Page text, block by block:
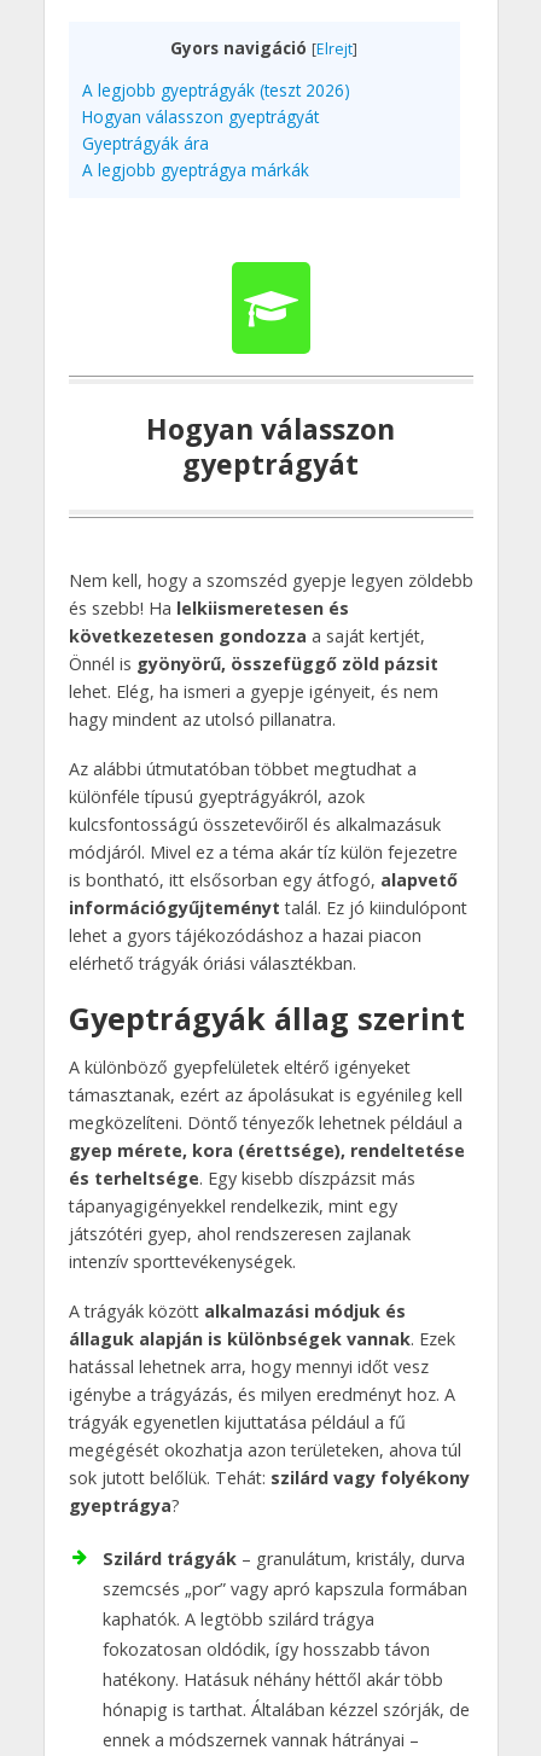
Gyors navigáció [Elrejt]
A legjobb gyeptrágyák (teszt 2026)
Hogyan válasszon gyeptrágyát
Gyeptrágyák ára
A legjobb gyeptrágya márkák
Hogyan válasszon
gyeptrágyát
Nem kell, hogy a szomszéd gyepje legyen zöldebb
és szebb! Ha lelkiismeretesen és
következetesen gondozza a saját kertjét,
Önnél is gyönyörű, összefüggő zöld pázsit
lehet. Elég, ha ismeri a gyepje igényeit, és nem
hagy mindent az utolsó pillanatra.
Az alábbi útmutatóban többet megtudhat a
különféle típusú gyeptrágyákról, azok
kulcsfontosságú összetevőiről és alkalmazásuk
módjáról. Mivel ez a téma akár tíz külön fejezetre
is bontható, itt elsősorban egy átfogó, alapvető
információgyűjteményt talál. Ez jó kiindulópont
lehet a gyors tájékozódáshoz a hazai piacon
elérhető trágyák óriási választékban.
Gyeptrágyák állag szerint
A különböző gyepfelületek eltérő igényeket
támasztanak, ezért az ápolásukat is egyénileg kell
megközelíteni. Döntő tényezők lehetnek például a
gyep mérete, kora (érettsége), rendeltetése
és terheltsége. Egy kisebb díszpázsit más
tápanyagigényekkel rendelkezik, mint egy
játszótéri gyep, ahol rendszeresen zajlanak
intenzív sporttevékenységek.
A trágyák között alkalmazási módjuk és
állaguk alapján is különbségek vannak. Ezek
hatással lehetnek arra, hogy mennyi időt vesz
igénybe a trágyázás, és milyen eredményt hoz. A
trágyák egyenetlen kijuttatása például a fű
megégését okozhatja azon területeken, ahova túl
sok jutott belőlük. Tehát: szilárd vagy folyékony
gyeptrágya?
Szilárd trágyák – granulátum, kristály, durva
szemcsés „por” vagy apró kapszula formában
kaphatók. A legtöbb szilárd trágya
fokozatosan oldódik, így hosszabb távon
hatékony. Hatásuk néhány héttől akár több
hónapig is tarthat. Általában kézzel szórják, de
ennek a módszernek vannak hátrányai –